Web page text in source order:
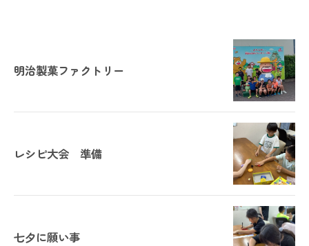
明治製菓ファクトリー
レシピ大会 準備
七夕に願い事